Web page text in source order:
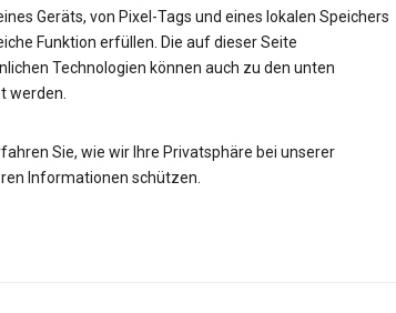
Geräts, von Pixel-Tags und eines lokalen Speichers
Funktion erfüllen. Die auf dieser Seite
Technologien können auch zu den unten
werden.
Sie, wie wir Ihre Privatsphäre bei unserer
Informationen schützen.